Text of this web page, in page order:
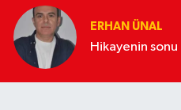
ERHAN ÜNAL
Hikayenin